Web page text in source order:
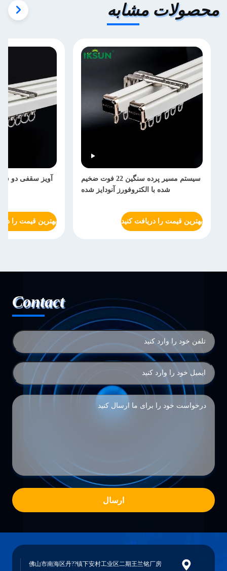
محصولات مشابه
سیستم مسیر پرده سنگین 22 فوت ضخیم
شده با الکتروفورز آنودایز شده
بهترین قیمت را دریافت کنید
آویز سقفی دو
بهترین قیمت را
Contact
ارسال
佛山市南海区丹??镇下安村工业区二期王兰铭厂房